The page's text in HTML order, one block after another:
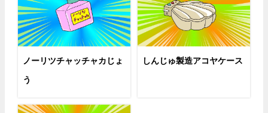
ノーリツチャッチャカじょ
う
しんじゅ製造アコヤケース